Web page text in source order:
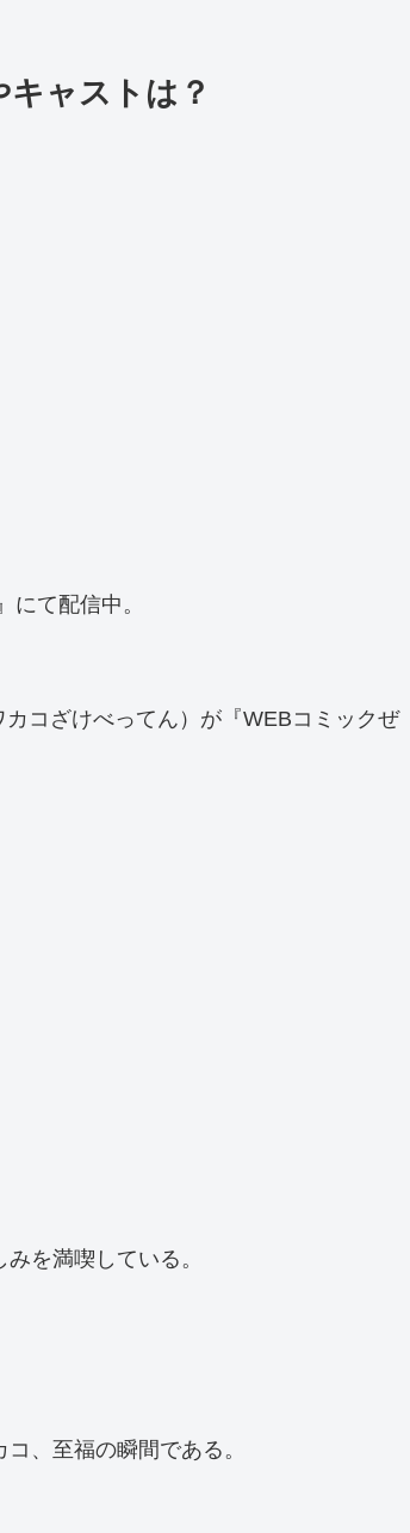
ャストは？
て配信中。
コざけべってん）が『WEBコミックぜ
を満喫している。
、至福の瞬間である。